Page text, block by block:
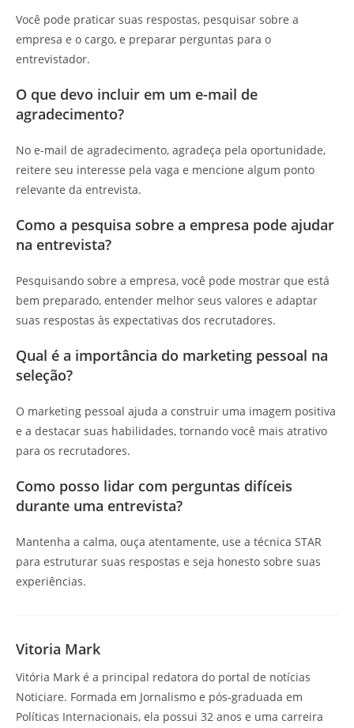
Você pode praticar suas respostas, pesquisar sobre a
empresa e o cargo, e preparar perguntas para o
entrevistador.
O que devo incluir em um e-mail de
agradecimento?
No e-mail de agradecimento, agradeça pela oportunidade,
reitere seu interesse pela vaga e mencione algum ponto
relevante da entrevista.
Como a pesquisa sobre a empresa pode ajudar
na entrevista?
Pesquisando sobre a empresa, você pode mostrar que está
bem preparado, entender melhor seus valores e adaptar
suas respostas às expectativas dos recrutadores.
Qual é a importância do marketing pessoal na
seleção?
O marketing pessoal ajuda a construir uma imagem positiva
e a destacar suas habilidades, tornando você mais atrativo
para os recrutadores.
Como posso lidar com perguntas difíceis
durante uma entrevista?
Mantenha a calma, ouça atentamente, use a técnica STAR
para estruturar suas respostas e seja honesto sobre suas
experiências.
Vitoria Mark
Vitória Mark é a principal redatora do portal de notícias
Noticiare. Formada em Jornalismo e pós-graduada em
Políticas Internacionais, ela possui 32 anos e uma carreira